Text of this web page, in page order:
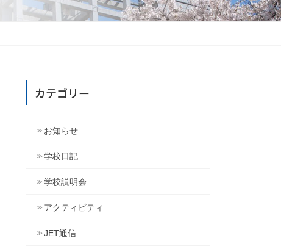
カテゴリー
お知らせ
学校日記
学校説明会
アクティビティ
JET通信